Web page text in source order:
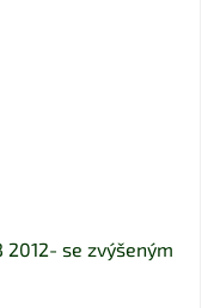
2012- se zvýšeným